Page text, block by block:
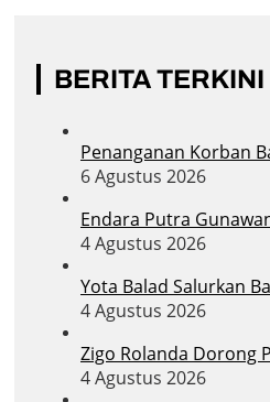
BERITA TERKINI
Penanganan Korban
6 Agustus 2026
Endara Putra
4 Agustus 2026
Yota Balad Salurkan
4 Agustus 2026
Zigo Rolanda Dorong
4 Agustus 2026